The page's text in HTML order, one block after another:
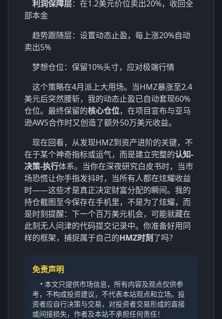
利润保障层：在1.2美元价位卖出20%，收回全
部本金
趋势跟随层：设置动态止盈，每上涨20%自动
卖出5%
梦想仓位：保留10%头寸，应对极端行情
这个策略在4月派上大用场。当HMZ暴涨至2.4
美元后突然腰斩，我的动态止盈已自动套现60%
仓位。最终保留的核心仓位，在项目宣布与亚马
逊AWS合作时又创造了额外50万美元收益。
现在回看，从发现HMZ到资产进阶的关键，不
在于某个神奇指标或运气，而是建立完整的认知-
决策-执行体系。当你在深夜研究白皮书时，当市
场恐慌让你手指发抖时，当所有人都在炫耀收益
时——这些才是真正决定财富分配的瞬间。我的
持仓截图至今保存在手机里，不是为了炫耀，而
是时刻提醒：下一个百万美元机会，可能就藏在
此刻无人问津的代码提交记录中。你准备好用同
样的框架，捕捉属于自己的HMZ时刻了吗？
免责声明
• 本文只提供市场信息，所有内容及观点仅供参
考，不构成投资建议，不代表本站观点和立场。投
资者应自行决策与交易，对投资者交易形成的直接
或间接损失，作者及本站不承担任何责任！